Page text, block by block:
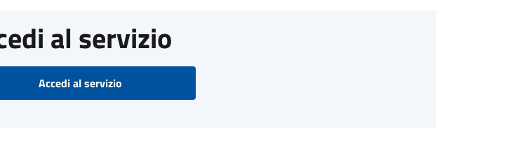
al servizio
Accedi al servizio